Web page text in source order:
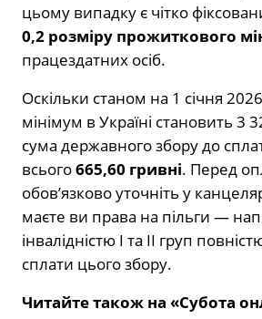
цьому випадку є чітко
0,2 розміру прожиткового
працездатних осіб.
Оскільки станом на 1 січня
мінімум в Україні становить 3
сума державного збору до
всього665,60 гривні. Перед
обов’язково уточніть у
маєте ви права на пільги —
інвалідністю I та II груп
сплати цього збору.
Читайте також на «Субота